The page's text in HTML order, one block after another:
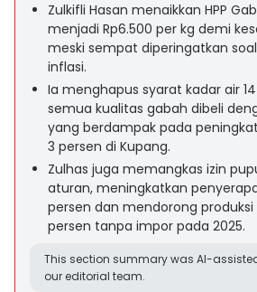
Zulkifli Hasan menaikkan HPP
menjadi Rp6.500 per kg demi
meski sempat diperingatkan
inflasi.
Ia menghapus syarat kadar air
semua kualitas gabah dibeli
yang berdampak pada
3 persen di Kupang.
Zulhas juga memangkas izin
aturan, meningkatkan
persen dan mendorong produksi
persen tanpa impor pada 2025.
This section summary was AI-
our editorial team.